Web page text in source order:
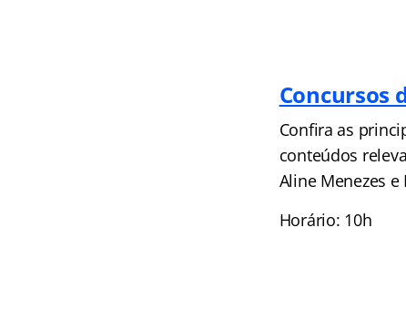
Concursos
Confira as
conteúdos
Aline Menezes e
Horário: 10h